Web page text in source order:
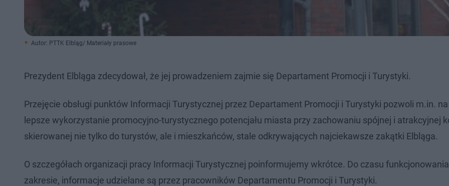
Autor: PTTK Elbląg/ Materiały prasowe
Prezydent Elbląga zdecydował, że jej prowadzeniem zajmie się Departament Promocji i Turystyki.
Przejęcie obsługi punktów Informacji Turystycznej przez Departament Promocji i Turystyki pozwoli m.in.
lepsze wykorzystanie promocyjno-turystycznego potencjału miasta przy zachowaniu spójnej i atrakcyjnej
skierowanej nie tylko do turystów, ale i mieszkańców, stale odkrywających najciekawsze zakątki Elbląga.
O szczegółach organizacji pracy Informacji Turystycznej poinformujemy wkrótce. Do czasu
zakresie, informacje udzielane są przez pracowników Departamentu Promocji i Turystyki.